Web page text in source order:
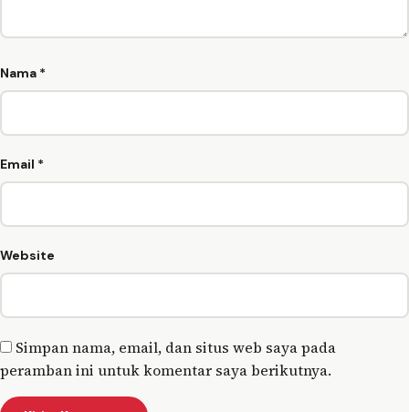
Nama *
Email *
Website
Simpan nama, email, dan situs web saya pada
peramban ini untuk komentar saya berikutnya.